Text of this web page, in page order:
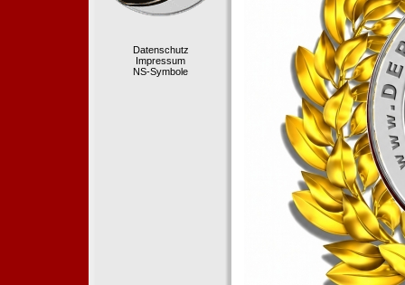
Datenschutz
Impressum
NS-Symbole